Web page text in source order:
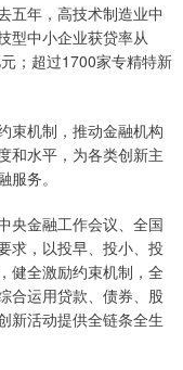
五年，高技术制造业中
型中小企业获贷率从
；超过1700家专精特新
束机制，推动金融机构
和水平，为各类创新主
务。
央金融工作会议、全国
求，以投早、投小、投
健全激励约束机制，全
合运用贷款、债券、股
新活动提供全链条全生